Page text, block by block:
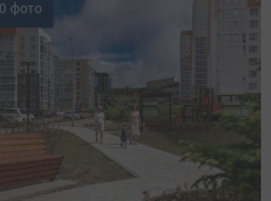
фото